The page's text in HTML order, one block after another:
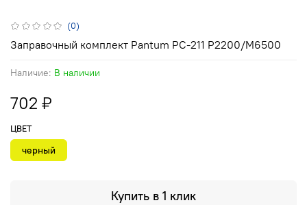
(0)
Наличие: В наличии
702 ₽
Купить в 1 клик
ЦВЕТ
черный
Заправочный комплект Pantum PC-211 P2200/M6500